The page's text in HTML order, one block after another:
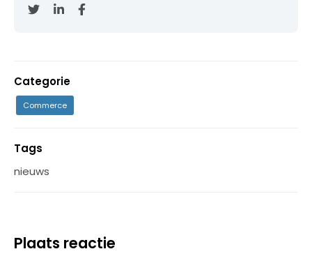
Categorie
Commerce
Tags
nieuws
Plaats reactie